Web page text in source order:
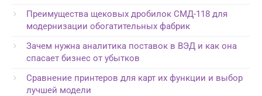
Преимущества щековых дробилок СМД-118 для
модернизации обогатительных фабрик
Зачем нужна аналитика поставок в ВЭД и как она
спасает бизнес от убытков
Сравнение принтеров для карт их функции и выбор
лучшей модели